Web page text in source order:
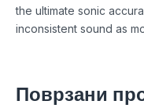
the ultimate sonic
inconsistent sound as
Поврзани